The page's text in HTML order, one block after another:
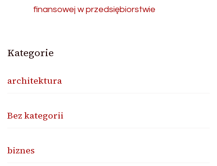
finansowej w przedsiębiorstwie
Kategorie
architektura
Bez kategorii
biznes